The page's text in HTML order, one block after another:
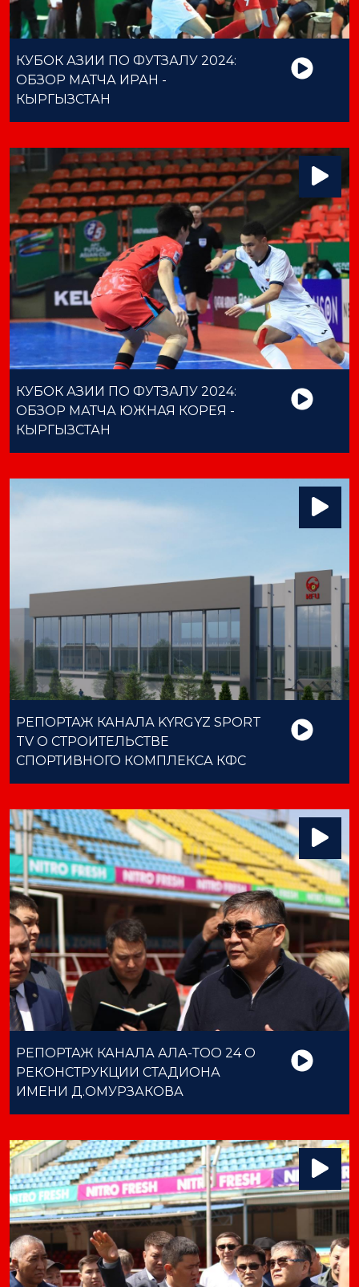
КУБОК АЗИИ ПО ФУТЗАЛУ 2024:
ОБЗОР МАТЧА ИРАН -
КЫРГЫЗСТАН
КУБОК АЗИИ ПО ФУТЗАЛУ 2024:
ОБЗОР МАТЧА ЮЖНАЯ КОРЕЯ -
КЫРГЫЗСТАН
РЕПОРТАЖ КАНАЛА KYRGYZ SPORT
TV О СТРОИТЕЛЬСТВЕ
СПОРТИВНОГО КОМПЛЕКСА КФС
РЕПОРТАЖ КАНАЛА АЛА-ТОО 24 О
РЕКОНСТРУКЦИИ СТАДИОНА
ИМЕНИ Д.ОМУРЗАКОВА